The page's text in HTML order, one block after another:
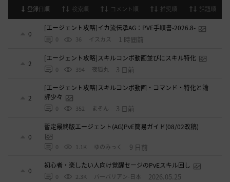
登録日順 検索順 コメント順 推奨順 話題順
0
[エージェント攻略]イカ流伝承AG：PVE手順書-2026.8-
0 36 イスカス 1 時間前
2
[エージェント攻略]スキルコンボ動画並びにスキル特化
0 394 夜狐丸 3 日前
2
[エージェント攻略]スキルコンボ動画・コマンド・特化と論
評少々
0 352 まそん 3 日前
0
暫定最終版エージェント(AG)PvE簡易ガイド(08/02改稿)
0 1.1K ゆのみっく 9 日前
0
初心者・楽したい人向け覚醒セージのPvEスキル回し
0 2.3K バ一バリアン-日本 2026.05.25